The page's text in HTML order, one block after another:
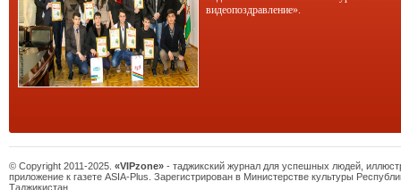
видеопоздравление».
© Copyright 2011-2025. «VIPzone» - таджикский журнал для успешных людей,
приложение к газете ASIA-Plus. Зарегистрирован в Министерстве культуры
Таджикистан.